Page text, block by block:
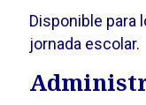
Disponible para
jornada escolar.